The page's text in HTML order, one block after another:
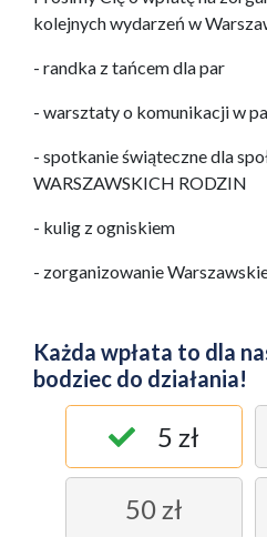
kolejnych wydarzeń w
- randka z tańcem dla par
- warsztaty o komunikacji w
- spotkanie świąteczne dla
WARSZAWSKICH RODZIN
- kulig z ogniskiem
- zorganizowanie
Każda wpłata to dla
bodziec do działania!
5 zł
50 zł